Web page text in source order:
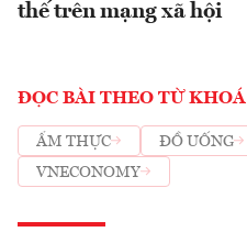
thế trên mạng xã hội
ĐỌC BÀI THEO TỪ KHOÁ
ẨM THỰC ĐỒ UỐNG
VNECONOMY